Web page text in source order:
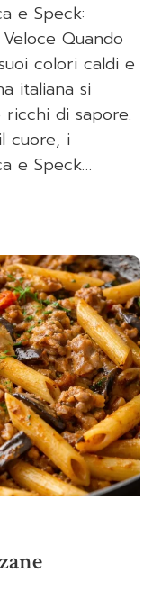
e Speck:
Quando
colori caldi e
italiana si
di sapore.
cuore, i
e Speck…